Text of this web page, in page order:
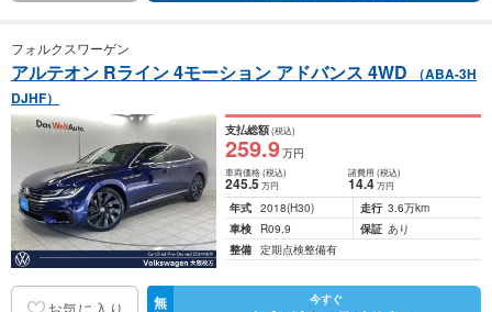
フォルクスワーゲン
アルテオン Rライン 4モーション アドバンス 4WD
（ABA-3H
DJHF）
支払総額(税込)
259.9万円
車両価格(税込)
245.5万円
諸費用 (税込)
14.4 万円
年式 2018(H30) 走行 3.6万km
車検
R09.9 保証 あり
整備 定期点検整備有
無 今すぐ